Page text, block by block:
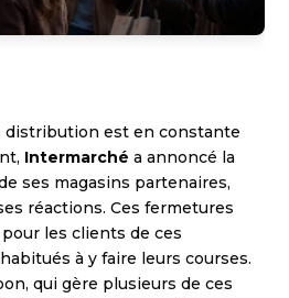
distribution est en constante
Intermarché a annoncé la
ses magasins partenaires,
réactions. Ces fermetures
les clients de ces
à y faire leurs courses.
qui gère plusieurs de ces